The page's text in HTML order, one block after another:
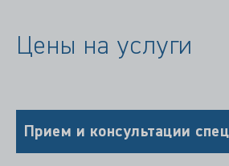
Цены на услуги
Прием и консультации